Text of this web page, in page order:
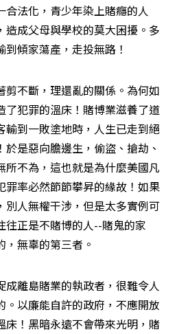
合法化，青少年染上賭癮的人
造成父母與學校的莫大困擾。多
傾家蕩產，走投無路！
剪不斷，理還亂的關係。為何如
了犯罪的溫床！賭博業滋養了道
輸到一敗塗地時，人生已走到絕
是惡向膽邊生，偷盜、搶劫、
所不為，這也就是為什麼美國凡
罪率必然節節攀昇的緣故！如果
別人無權干涉，但是太多實例可
往正是不賭博的人--賭鬼的家
無辜的第三者。
成離島賭業的執政者，很難令人
。以廉能自許的政府，不應開放
床！黑暗永遠不會帶來光明，賭